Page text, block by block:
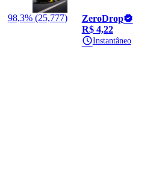
98,3% (25,777)
ZeroDrop
R$ 4,22
Instantâneo